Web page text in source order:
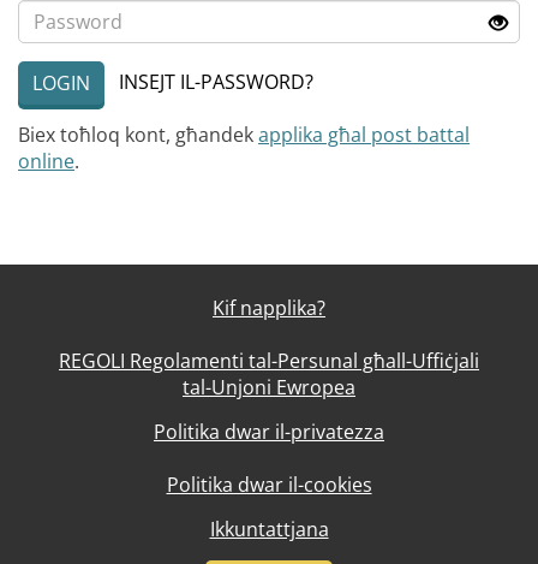
LOGIN
INSEJT IL-PASSWORD?
Biex toħloq kont, għandekapplika għal post battal
online.
Kif napplika?
REGOLI Regolamenti tal-Persunal għall-Uffiċjali
tal-Unjoni Ewropea
Politika dwar il-privatezza
Politika dwar il-cookies
Ikkuntattjana